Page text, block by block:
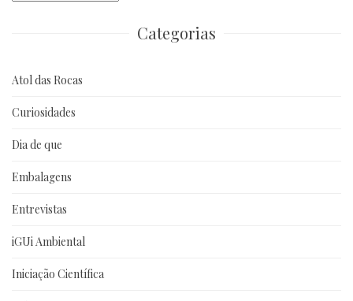
Categorias
Atol das Rocas
Curiosidades
Dia de que
Embalagens
Entrevistas
iGUi Ambiental
Iniciação Científica